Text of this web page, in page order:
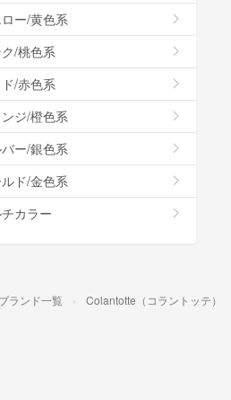
ー/黄色系
/桃色系
/赤色系
ジ/橙色系
ー/銀色系
ド/金色系
カラー
ブランド一覧 Colantotte（コラントッテ）